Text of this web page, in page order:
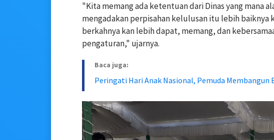
"Kita memang ada ketentuan dari Dinas yang mana
mengadakan perpisahan kelulusan itu lebih baiknya
berkahnya kan lebih dapat, memang, dan
pengaturan," ujarnya.
Baca juga:
Peringati Hari Anak Nasional, Pemuda Membangun